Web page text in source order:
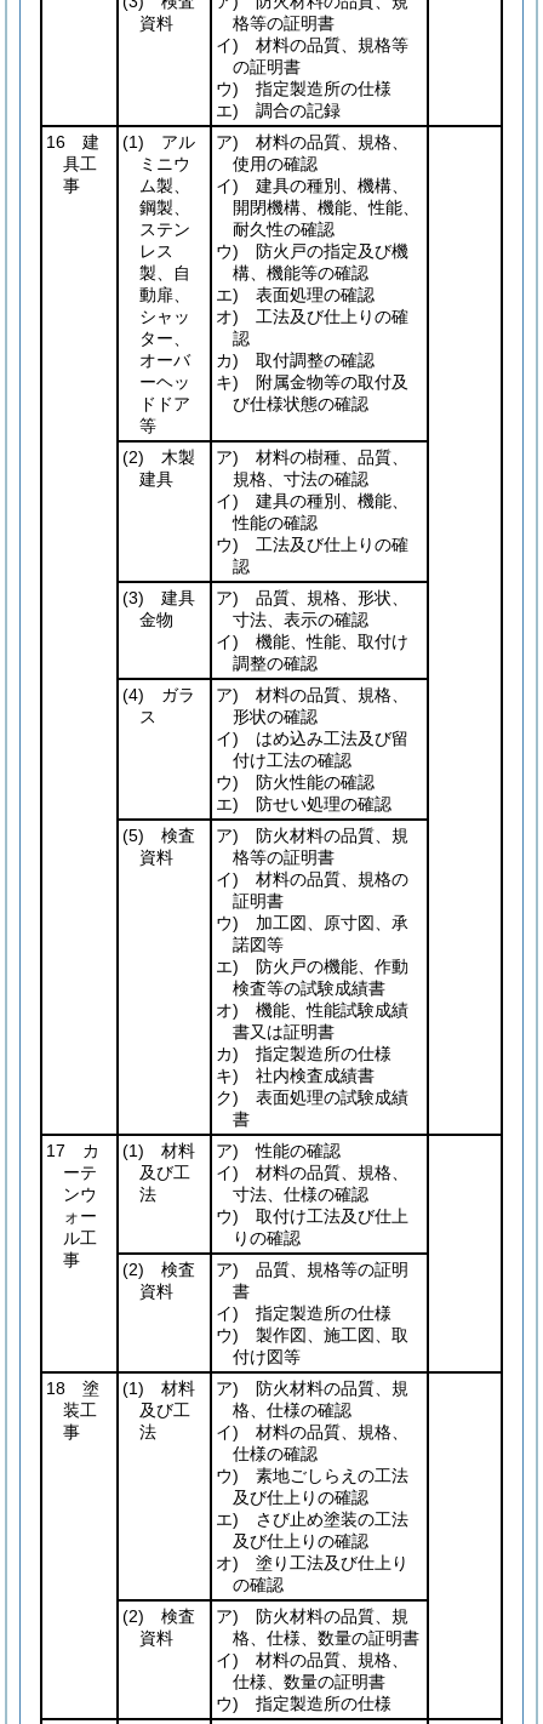
資料
格等の証明書
イ) 材料の品質、規格等
の証明書
ウ) 指定製造所の仕様
エ) 調合の記録
16 建
具工
事
(1) アル
ミニウ
ム製、
鋼製、
ステン
レス
製、自
動扉、
シャッ
ター、
オーバ
ーヘッ
ドドア
等
ア) 材料の品質、規格、
使用の確認
イ) 建具の種別、機構、
開閉機構、機能、性能、
耐久性の確認
ウ) 防火戸の指定及び機
構、機能等の確認
エ) 表面処理の確認
オ) 工法及び仕上りの確
認
カ) 取付調整の確認
キ) 附属金物等の取付及
び仕様状態の確認
(2) 木製
建具
ア) 材料の樹種、品質、
規格、寸法の確認
イ) 建具の種別、機能、
性能の確認
ウ) 工法及び仕上りの確
認
(3) 建具
金物
ア) 品質、規格、形状、
寸法、表示の確認
イ) 機能、性能、取付け
調整の確認
(4) ガラ
ス
ア) 材料の品質、規格、
形状の確認
イ) はめ込み工法及び留
付け工法の確認
ウ) 防火性能の確認
エ) 防せい処理の確認
(5) 検査
資料
ア) 防火材料の品質、規
格等の証明書
イ) 材料の品質、規格の
証明書
ウ) 加工図、原寸図、承
諾図等
エ) 防火戸の機能、作動
検査等の試験成績書
オ) 機能、性能試験成績
書又は証明書
カ) 指定製造所の仕様
キ) 社内検査成績書
ク) 表面処理の試験成績
書
17 カ
ーテ
ンウ
ォー
ル工
事
(1) 材料
及び工
法
ア) 性能の確認
イ) 材料の品質、規格、
寸法、仕様の確認
ウ) 取付け工法及び仕上
りの確認
(2) 検査
資料
ア) 品質、規格等の証明
書
イ) 指定製造所の仕様
ウ) 製作図、施工図、取
付け図等
18 塗
装工
事
(1) 材料
及び工
法
ア) 防火材料の品質、規
格、仕様の確認
イ) 材料の品質、規格、
仕様の確認
ウ) 素地ごしらえの工法
及び仕上りの確認
エ) さび止め塗装の工法
及び仕上りの確認
オ) 塗り工法及び仕上り
の確認
(2) 検査
資料
ア) 防火材料の品質、規
格、仕様、数量の証明書
イ) 材料の品質、規格、
仕様、数量の証明書
ウ) 指定製造所の仕様